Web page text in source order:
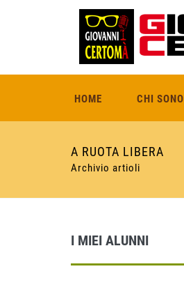
HOME CHI SONO
A RUOTA LIBERA
Archivio artioli
I MIEI ALUNNI